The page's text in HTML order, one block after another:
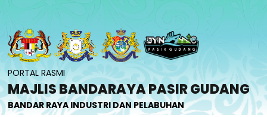
PORTAL RASMI
MAJLIS BANDARAYA PASIR GUDANG
BANDAR RAYA INDUSTRI DAN PELABUHAN